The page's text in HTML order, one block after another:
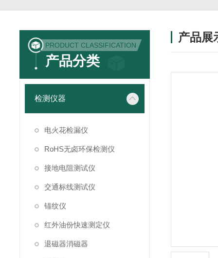
PRODUCT CLASSIFICATION
产品分类
检测仪器
电火花检漏仪
RoHS无卤环保检测仪
接地电阻测试仪
交通标线测试仪
锚纹仪
红外油份快速测定仪
退磁器消磁器
产品展